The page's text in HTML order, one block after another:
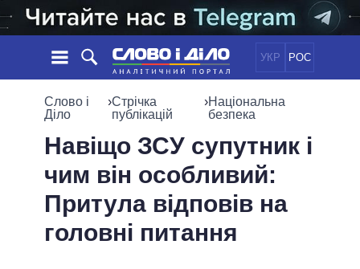
УКР РОС
НОВИНИ
СТРІЧКА
СТАТТІ
ДУМКИ
ОГЛЯДИ
ЕКОНОМІКА
СУСПІЛЬСТВО
СВІТ
ОБIЦЯНКИ
ПОЛIТИКИ
УСІ ПОЛІТИКИ
ПРЕЗИДЕНТ І ОФІС
ІНФОГРАФІКА
ВІДЕО
Слово і
Діло
›Стрічка
публікацій
›Національна
безпека
Навіщо ЗСУ супутник і
чим він особливий:
Притула відповів на
головні питання